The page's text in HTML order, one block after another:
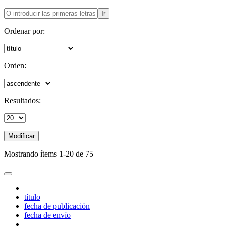
Ir
Ordenar por:
Orden:
Resultados:
Modificar
Mostrando ítems 1-20 de 75
título
fecha de publicación
fecha de envío